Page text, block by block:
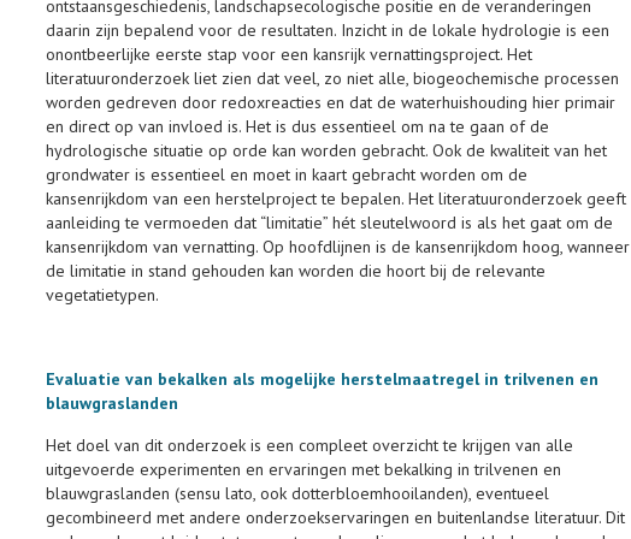
ontstaansgeschiedenis, landschapsecologische positie en de veranderingen
daarin zijn bepalend voor de resultaten. Inzicht in de lokale hydrologie is een
onontbeerlijke eerste stap voor een kansrijk vernattingsproject. Het
literatuuronderzoek liet zien dat veel, zo niet alle, biogeochemische processen
worden gedreven door redoxreacties en dat de waterhuishouding hier primair
en direct op van invloed is. Het is dus essentieel om na te gaan of de
hydrologische situatie op orde kan worden gebracht. Ook de kwaliteit van het
grondwater is essentieel en moet in kaart gebracht worden om de
kansenrijkdom van een herstelproject te bepalen. Het literatuuronderzoek geeft
aanleiding te vermoeden dat “limitatie” hét sleutelwoord is als het gaat om de
kansenrijkdom van vernatting. Op hoofdlijnen is de kansenrijkdom hoog, wanneer
de limitatie in stand gehouden kan worden die hoort bij de relevante
vegetatietypen.
Evaluatie van bekalken als mogelijke herstelmaatregel in trilvenen en
blauwgraslanden
Het doel van dit onderzoek is een compleet overzicht te krijgen van alle
uitgevoerde experimenten en ervaringen met bekalking in trilvenen en
blauwgraslanden (sensu lato, ook dotterbloemhooilanden), eventueel
gecombineerd met andere onderzoekservaringen en buitenlandse literatuur. Dit